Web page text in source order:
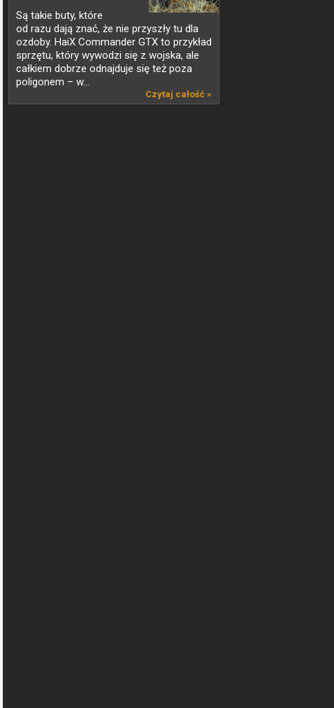
Są takie buty, które
od razu dają znać, że nie przyszły tu dla
ozdoby. HaiX Commander GTX to przykład
sprzętu, który wywodzi się z wojska, ale
całkiem dobrze odnajduje się też poza
poligonem – w...
Czytaj całość »